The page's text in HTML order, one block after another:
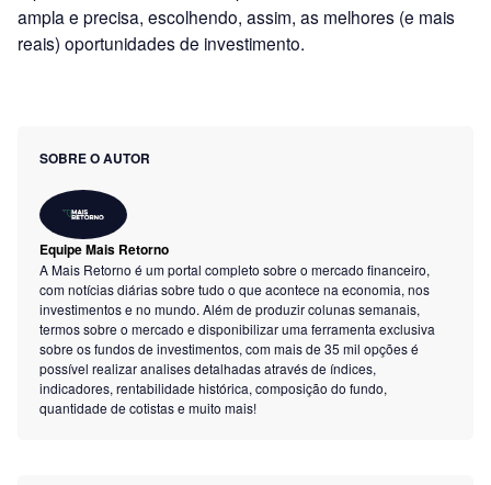
ampla e precisa, escolhendo, assim, as melhores (e mais
reais) oportunidades de investimento.
SOBRE O AUTOR
Equipe Mais Retorno
A Mais Retorno é um portal completo sobre o mercado financeiro,
com notícias diárias sobre tudo o que acontece na economia, nos
investimentos e no mundo. Além de produzir colunas semanais,
termos sobre o mercado e disponibilizar uma ferramenta exclusiva
sobre os fundos de investimentos, com mais de 35 mil opções é
possível realizar analises detalhadas através de índices,
indicadores, rentabilidade histórica, composição do fundo,
quantidade de cotistas e muito mais!